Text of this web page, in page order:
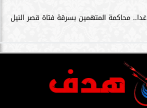
غدا.. محاكمة المتهمين بسرقة فتاة قصر النيل